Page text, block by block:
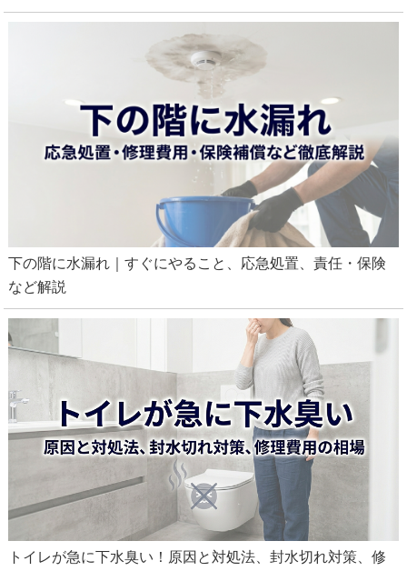
下の階に水漏れ｜すぐにやること、応急処置、責任・保険
など解説
トイレが急に下水臭い！原因と対処法、封水切れ対策、修